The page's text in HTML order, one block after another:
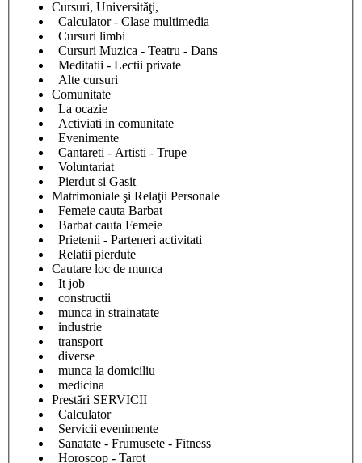
Cursuri, Universităţi,
Calculator - Clase multimedia
Cursuri limbi
Cursuri Muzica - Teatru - Dans
Meditatii - Lectii private
Alte cursuri
Comunitate
La ocazie
Activiati in comunitate
Evenimente
Cantareti - Artisti - Trupe
Voluntariat
Pierdut si Gasit
Matrimoniale şi Relaţii Personale
Femeie cauta Barbat
Barbat cauta Femeie
Prietenii - Parteneri activitati
Relatii pierdute
Cautare loc de munca
It job
constructii
munca in strainatate
industrie
transport
diverse
munca la domiciliu
medicina
Prestări SERVICII
Calculator
Servicii evenimente
Sanatate - Frumusete - Fitness
Horoscop - Tarot